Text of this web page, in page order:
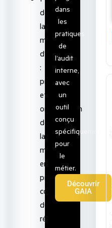
de
la
mission
d’audit
:
préparation
et
organisation
de
la
mission,
enquête
préliminaire,
construction
du
référentiel
dans
les
pratiques
de
l’audit
interne,
avec
un
outil
conçu
spécifiquement
pour
le
métier.
Découvrir
GAIA